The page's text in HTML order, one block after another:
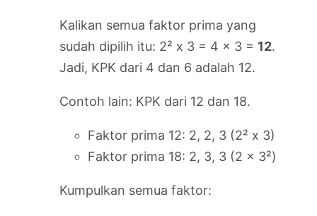
Kalikan semua faktor prima yang
sudah dipilih itu: 2² x 3 = 4 x 3 = 12.
Jadi, KPK dari 4 dan 6 adalah 12.
Contoh lain: KPK dari 12 dan 18.
Faktor prima 12: 2, 2, 3 (2² x 3)
Faktor prima 18: 2, 3, 3 (2 x 3²)
Kumpulkan semua faktor: